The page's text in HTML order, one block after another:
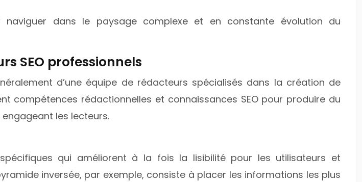
naviguer dans le paysage complexe et en constante évolution du
SEO professionnels
d’une équipe de rédacteurs spécialisés dans la création de
compétences rédactionnelles et connaissances SEO pour produire du
les lecteurs.
qui améliorent à la fois la lisibilité pour les utilisateurs et
inversée, par exemple, consiste à placer les informations les plus